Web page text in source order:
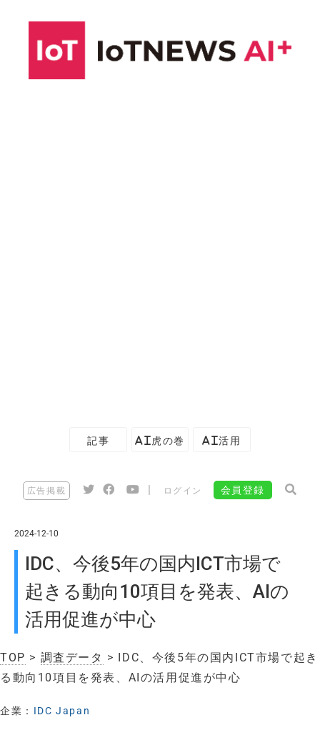
記事 AI虎の巻 AI活用
広告掲載 ログイン 会員登録
2024-12-10
IDC、今後5年の国内ICT市場で
起きる動向10項目を発表、AIの
活用促進が中心
TOP > 調査データ > IDC、今後5年の国内ICT市場で起き
る動向10項目を発表、AIの活用促進が中心
企業： IDC Japan